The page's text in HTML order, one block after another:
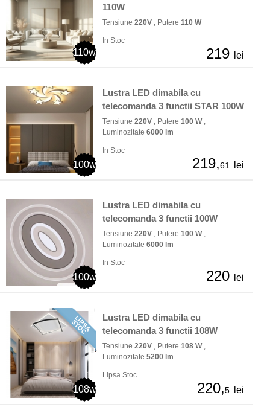
110w
110W
Tensiune 220V , Putere 110 W
In Stoc
219 lei
100w
Lustra LED dimabila cu
telecomanda 3 functii STAR 100W
Tensiune 220V , Putere 100 W,
Luminozitate 6000 lm
In Stoc
219,61 lei
100w
Lustra LED dimabila cu
telecomanda 3 functii 100W
Tensiune 220V , Putere 100 W,
Luminozitate 6000 lm
In Stoc
220 lei
108w
Lustra LED dimabila cu
telecomanda 3 functii 108W
Tensiune 220V , Putere 108 W,
Luminozitate 5200 lm
Lipsa Stoc
220,5 lei